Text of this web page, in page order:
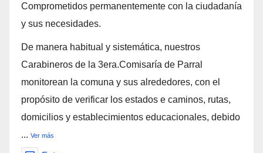
Comprometidos permanentemente con la ciudadanía
y sus necesidades.
De manera habitual y sistemática, nuestros
Carabineros de la 3era.Comisaría de Parral
monitorean la comuna y sus alrededores, con el
propósito de verificar los estados e caminos, rutas,
domicilios y establecimientos educacionales, debido
... Ver más